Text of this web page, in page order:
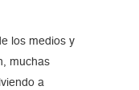
los medios y
muchas
a